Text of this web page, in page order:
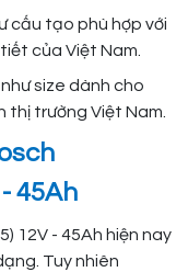
cấu tạo phù hợp với
của Việt Nam.
size dành cho
thị trường Việt Nam.
45Ah
12V - 45Ah hiện nay
Tuy nhiên